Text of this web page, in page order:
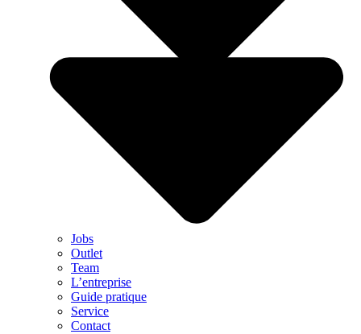
Jobs
Outlet
Team
L’entreprise
Guide pratique
Service
Contact